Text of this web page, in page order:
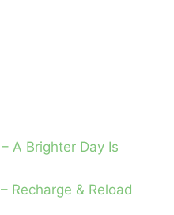
A Brighter Day Is
Recharge & Reload